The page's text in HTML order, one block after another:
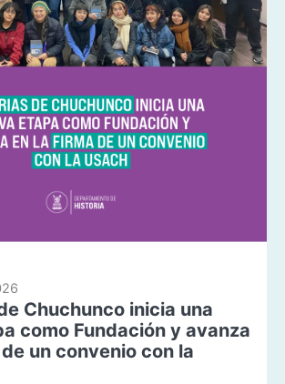
Chuchunco inicia una
como Fundación y avanza
un convenio con la